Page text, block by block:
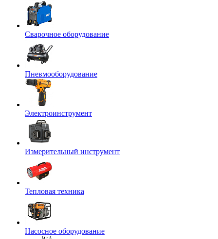
Сварочное оборудование
Пневмооборудование
Электроинструмент
Измерительный инструмент
Тепловая техника
Насосное оборудование